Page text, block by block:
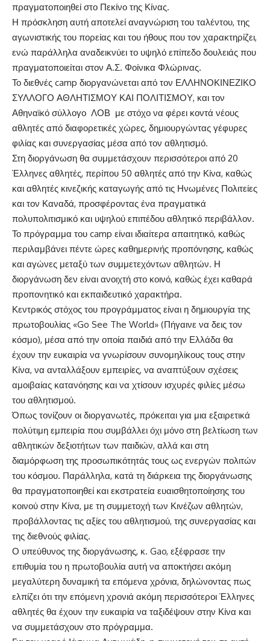
πραγματοποιηθεί στο Πεκίνο της Κίνας.
Η πρόσκληση αυτή αποτελεί αναγνώριση του ταλέντου, της
αγωνιστικής του πορείας και του ήθους που τον χαρακτηρίζει,
ενώ παράλληλα αναδεικνύει το υψηλό επίπεδο δουλειάς που
πραγματοποιείται στον Α.Σ. Φοίνικα Φλώρινας.
Το διεθνές camp διοργανώνεται από τον ΕΛΛΗΝΟΚΙΝΕΖΙΚΟ
ΣΥΛΛΟΓΟ ΑΘΛΗΤΙΣΜΟΥ ΚΑΙ ΠΟΛΙΤΙΣΜΟΥ, και τον
Αθηναϊκό σύλλογο ΛΟΒ με στόχο να φέρει κοντά νέους
αθλητές από διαφορετικές χώρες, δημιουργώντας γέφυρες
φιλίας και συνεργασίας μέσα από τον αθλητισμό.
Στη διοργάνωση θα συμμετάσχουν περισσότεροι από 20
Έλληνες αθλητές, περίπου 50 αθλητές από την Κίνα, καθώς
και αθλητές κινεζικής καταγωγής από τις Ηνωμένες Πολιτείες
και τον Καναδά, προσφέροντας ένα πραγματικά
πολυπολιτισμικό και υψηλού επιπέδου αθλητικό περιβάλλον.
Το πρόγραμμα του camp είναι ιδιαίτερα απαιτητικό, καθώς
περιλαμβάνει πέντε ώρες καθημερινής προπόνησης, καθώς
και αγώνες μεταξύ των συμμετεχόντων αθλητών. Η
διοργάνωση δεν είναι ανοιχτή στο κοινό, καθώς έχει καθαρά
προπονητικό και εκπαιδευτικό χαρακτήρα.
Κεντρικός στόχος του προγράμματος είναι η δημιουργία της
πρωτοβουλίας «Go See The World» (Πήγαινε να δεις τον
κόσμο), μέσα από την οποία παιδιά από την Ελλάδα θα
έχουν την ευκαιρία να γνωρίσουν συνομηλίκους τους στην
Κίνα, να ανταλλάξουν εμπειρίες, να αναπτύξουν σχέσεις
αμοιβαίας κατανόησης και να χτίσουν ισχυρές φιλίες μέσω
του αθλητισμού.
Όπως τονίζουν οι διοργανωτές, πρόκειται για μια εξαιρετικά
πολύτιμη εμπειρία που συμβάλλει όχι μόνο στη βελτίωση των
αθλητικών δεξιοτήτων των παιδιών, αλλά και στη
διαμόρφωση της προσωπικότητάς τους ως ενεργών πολιτών
του κόσμου. Παράλληλα, κατά τη διάρκεια της διοργάνωσης
θα πραγματοποιηθεί και εκστρατεία ευαισθητοποίησης του
κοινού στην Κίνα, με τη συμμετοχή των Κινέζων αθλητών,
προβάλλοντας τις αξίες του αθλητισμού, της συνεργασίας και
της διεθνούς φιλίας.
Ο υπεύθυνος της διοργάνωσης, κ. Gao, εξέφρασε την
επιθυμία του η πρωτοβουλία αυτή να αποκτήσει ακόμη
μεγαλύτερη δυναμική τα επόμενα χρόνια, δηλώνοντας πως
ελπίζει ότι την επόμενη χρονιά ακόμη περισσότεροι Έλληνες
αθλητές θα έχουν την ευκαιρία να ταξιδέψουν στην Κίνα και
να συμμετάσχουν στο πρόγραμμα.